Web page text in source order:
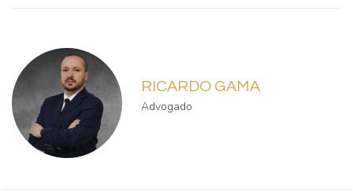
RICARDO GAMA
Advogado